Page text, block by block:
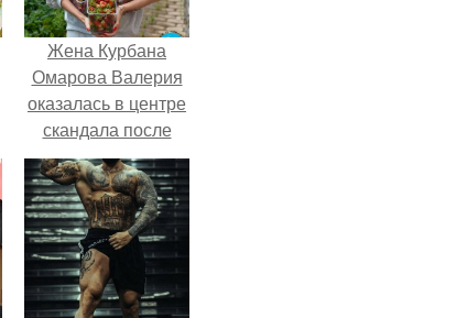
Жена Курбана
Омарова Валерия
оказалась в центре
скандала после
визита блогера
Марины ильиной в
её
косметологическую
клинику.